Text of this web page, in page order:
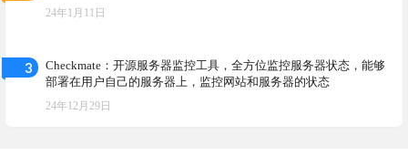
24年1月11日
3
Checkmate：开源服务器监控工具，全方位监控服务器状态，能够
部署在用户自己的服务器上，监控网站和服务器的状态
24年12月29日